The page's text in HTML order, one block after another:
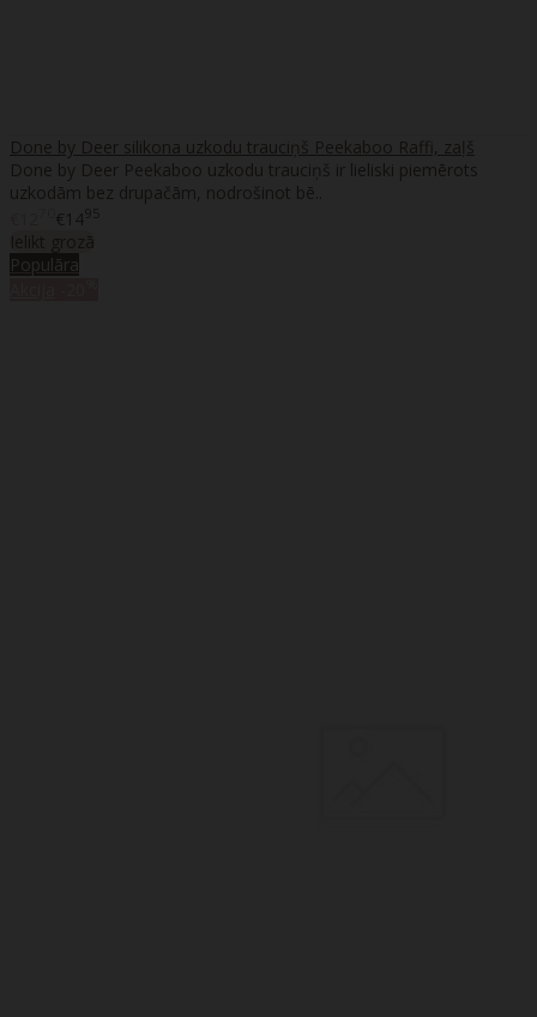
Done by Deer silikona uzkodu trauciņš Peekaboo Raffi, zaļš
Done by Deer Peekaboo uzkodu trauciņš ir lieliski piemērots
uzkodām bez drupačām, nodrošinot bē..
€1495
Ielikt grozā
Populāra